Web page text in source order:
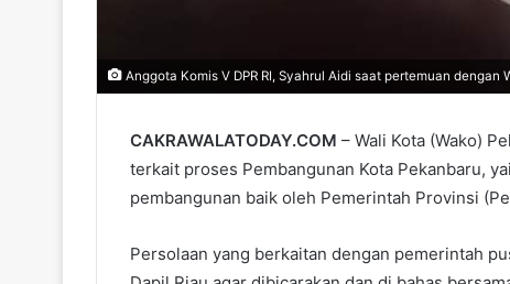
Anggota Komis V DPR RI, Syahrul Aidi saat pertemuan
CAKRAWALATODAY.COM – Wali Kota (Wako)
terkait proses Pembangunan Kota Pekanbaru,
pembangunan baik oleh Pemerintah Provinsi
Persolaan yang berkaitan dengan pemerintah